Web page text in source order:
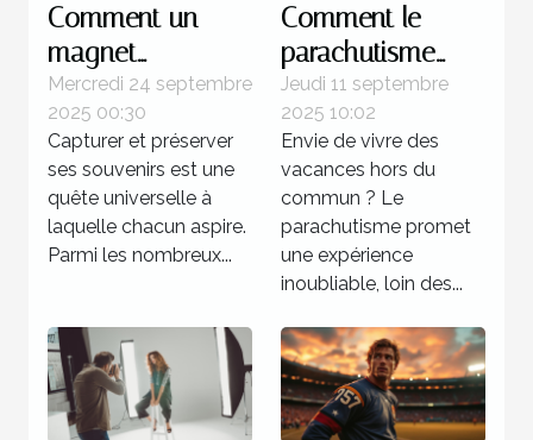
Comment un
magnet
personnalisé peut
capturer vos
souvenirs
uniques ?
Mercredi 24 septembre
2025 00:30
Capturer et préserver
ses souvenirs est une
quête universelle à
laquelle chacun aspire.
Parmi les nombreux...
Comment le
parachutisme
peut transformer
votre perception
des vacances ?
Jeudi 11 septembre
2025 10:02
Envie de vivre des
vacances hors du
commun ? Le
parachutisme promet
une expérience
inoubliable, loin des...